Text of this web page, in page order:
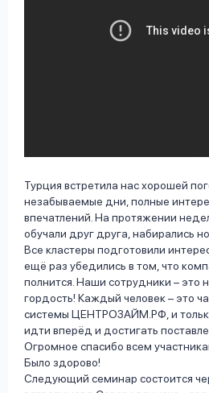
Турция встретила нас хорошей
незабываемые дни, полные
впечатлений. На протяжении
обучали друг друга, набирались
Все кластеры подготовили
ещё раз убедились в том, что
полнится. Наши сотрудники – это
гордость! Каждый человек – это
системы ЦЕНТРОЗАЙМ.РФ, и
идти вперёд и достигать
Огромное спасибо всем
Было здорово!
Следующий семинар состоится